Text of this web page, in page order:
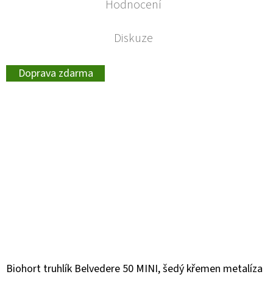
Hodnocení
Diskuze
Doprava zdarma
Biohort truhlík Belvedere 50 MINI, šedý křemen metalíza